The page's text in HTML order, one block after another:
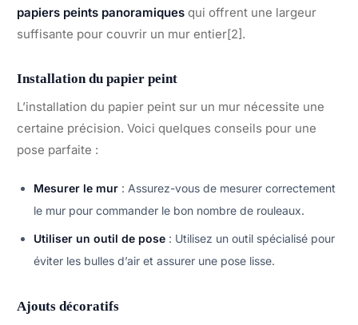
papiers peints panoramiques qui offrent une largeur
suffisante pour couvrir un mur entier[2].
Installation du papier peint
L’installation du papier peint sur un mur nécessite une
certaine précision. Voici quelques conseils pour une
pose parfaite :
Mesurer le mur : Assurez-vous de mesurer correctement
le mur pour commander le bon nombre de rouleaux.
Utiliser un outil de pose : Utilisez un outil spécialisé pour
éviter les bulles d’air et assurer une pose lisse.
Ajouts décoratifs